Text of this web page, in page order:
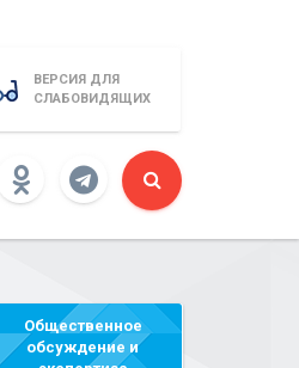
ВЕРСИЯ ДЛЯ
СЛАБОВИДЯЩИХ
Общественное
обсуждение и